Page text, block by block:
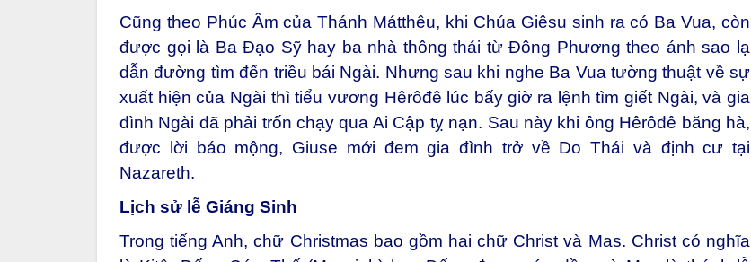
Cũng theo Phúc Âm của Thánh Mátthêu, khi Chúa Giêsu sinh ra có Ba Vua, còn
được gọi là Ba Đạo Sỹ hay ba nhà thông thái từ Đông Phương theo ánh sao lạ
dẫn đường tìm đến triều bái Ngài. Nhưng sau khi nghe Ba Vua tường thuật về sự
xuất hiện của Ngài thì tiểu vương Hêrôđê lúc bấy giờ ra lệnh tìm giết Ngài, và gia
đình Ngài đã phải trốn chạy qua Ai Cập tỵ nạn. Sau này khi ông Hêrôđê băng hà,
được lời báo mộng, Giuse mới đem gia đình trở về Do Thái và định cư tại
Nazareth.
Lịch sử lễ Giáng Sinh
Trong tiếng Anh, chữ Christmas bao gồm hai chữ Christ và Mas. Christ có nghĩa